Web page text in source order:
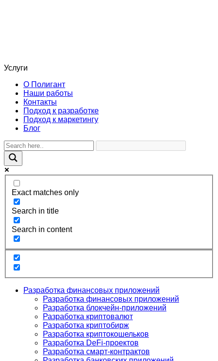
Услуги
О Полигант
Наши работы
Контакты
Подход к разработке
Подход к маркетингу
Блог
Exact matches only
Search in title
Search in content
Разработка финансовых приложений
Разработка финансовых приложений
Разработка блокчейн-приложений
Разработка криптовалют
Разработка криптобирж
Разработка криптокошельков
Разработка DeFi-проектов
Разработка смарт-контрактов